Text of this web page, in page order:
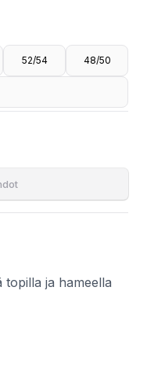
36/38
52/54 48/50
ja hameella